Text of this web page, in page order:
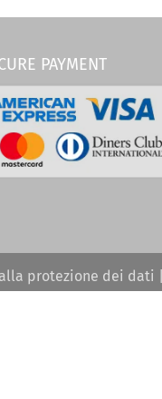
PAYMENT
protezione dei dati